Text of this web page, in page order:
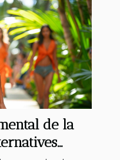
de la